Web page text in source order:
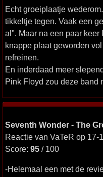
Echt groeiplaatje
tikkeltje tegen. Vaak een
al". Maar na een paar
knappe plaat geworden
refreinen.
En inderdaad meer
Pink Floyd zou deze band
Seventh Wonder - The
Reactie van VaTeR op 17-
Score: 95 / 100
-Helemaal een met de